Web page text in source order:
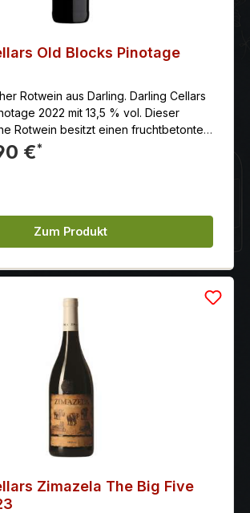
Old Blocks Pinotage
Rotwein aus Darling. Darling Cellars
2022 mit 13,5 % vol. Dieser
Rotwein besitzt einen fruchtbetonten
€*
Zum Produkt
Zimazela The Big Five